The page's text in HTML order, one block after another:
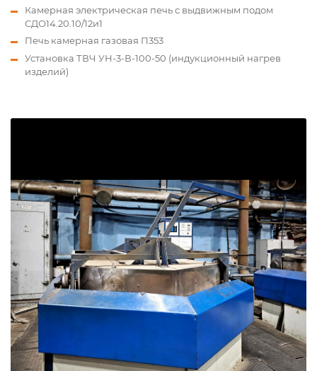
Камерная электрическая печь с выдвижным подом
СДО14.20.10/12и1
Печь камерная газовая П353
Установка ТВЧ УН-3-В-100-50 (индукционный нагрев
изделий)